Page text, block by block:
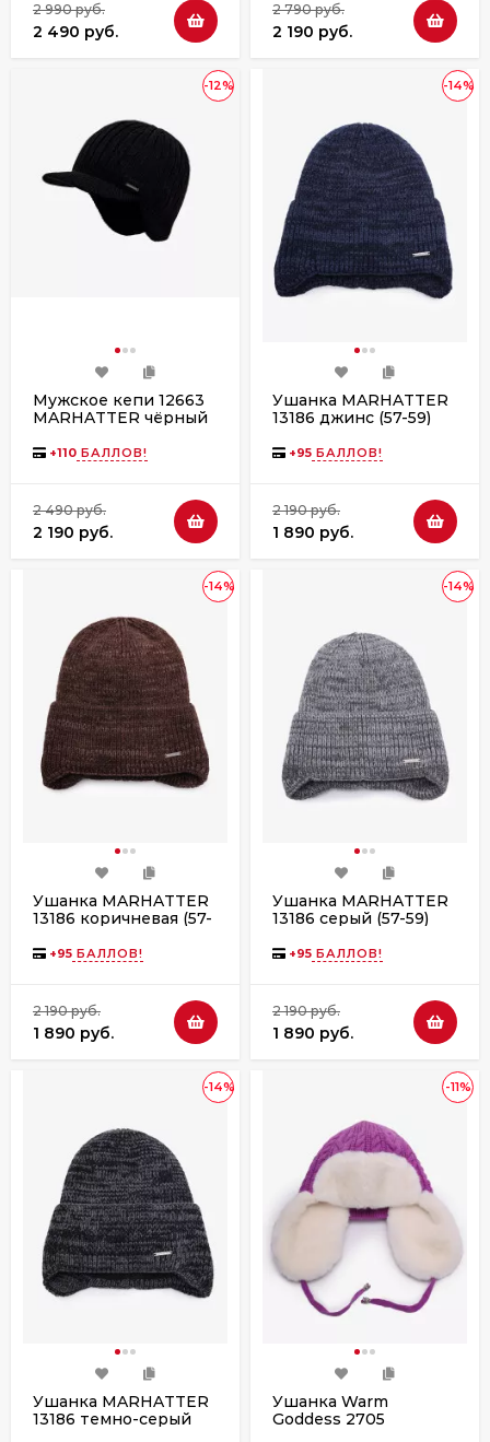
2 990 руб.
2 490 руб.
2 790 руб.
2 190 руб.
-12%
Мужское кепи 12663
MARHATTER чёрный
+110 БАЛЛОВ!
2 490 руб.
2 190 руб.
-14%
Ушанка MARHATTER
13186 джинс (57-59)
+95 БАЛЛОВ!
2 190 руб.
1 890 руб.
-14%
Ушанка MARHATTER
13186 коричневая (57-
+95 БАЛЛОВ!
2 190 руб.
1 890 руб.
-14%
Ушанка MARHATTER
13186 серый (57-59)
+95 БАЛЛОВ!
2 190 руб.
1 890 руб.
-14%
Ушанка MARHATTER
13186 темно-серый
-11%
Ушанка Warm
Goddess 2705